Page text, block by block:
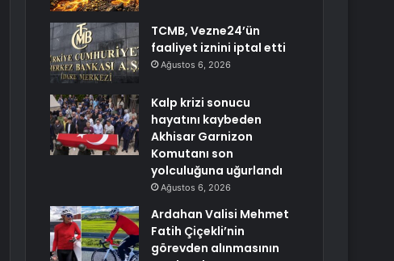
TCMB, Vezne24’ün
faaliyet iznini iptal etti
Ağustos 6, 2026
Kalp krizi sonucu
hayatını kaybeden
Akhisar Garnizon
Komutanı son
yolculuğuna uğurlandı
Ağustos 6, 2026
Ardahan Valisi Mehmet
Fatih Çiçekli’nin
görevden alınmasının